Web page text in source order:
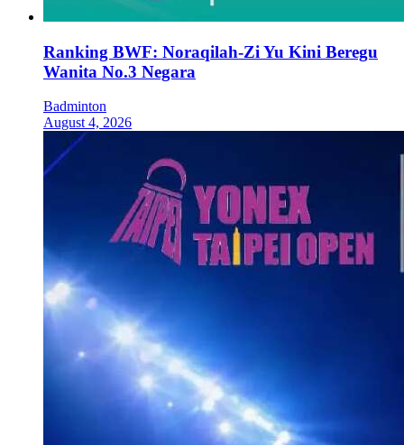
Ranking BWF: Noraqilah-Zi Yu Kini Beregu
Wanita No.3 Negara
Badminton
August 4, 2026